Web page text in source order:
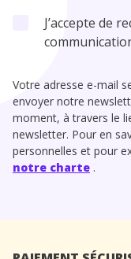
J’accepte de
Votre adresse e-mail
envoyer notre
moment, à travers le
newsletter. Pour en
personnelles et pour
notre charte .